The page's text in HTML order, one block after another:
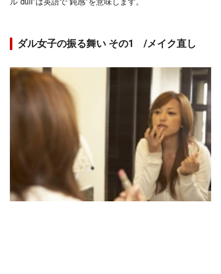
ダル女子の振る舞い その1 /メイク直し